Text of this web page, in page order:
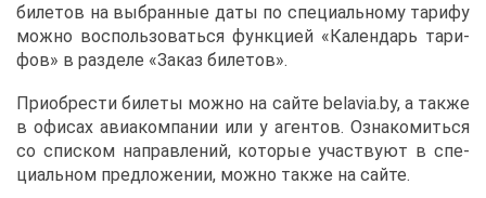
би­ле­тов на вы­бран­ные да­ты по спе­ци­аль­но­му та­ри­фу
мож­но вос­поль­зо­вать­ся функ­ци­ей «Ка­лен­дарь та­ри­
фов» в раз­де­ле «За­каз би­ле­тов».
При­об­ре­сти би­ле­ты мож­но на сай­те belavia.by, а та­к­же
в офи­сах авиа­ком­па­нии или у аген­тов. Озна­ко­мить­ся
со спис­ком на­прав­ле­ний, ко­то­рые участ­ву­ют в спе­
ци­аль­ном пред­ло­же­нии, мож­но та­к­же на сай­те.